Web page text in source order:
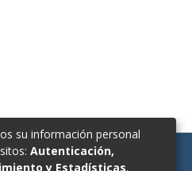
su información personal
Autenticación,
y Estadísticas.